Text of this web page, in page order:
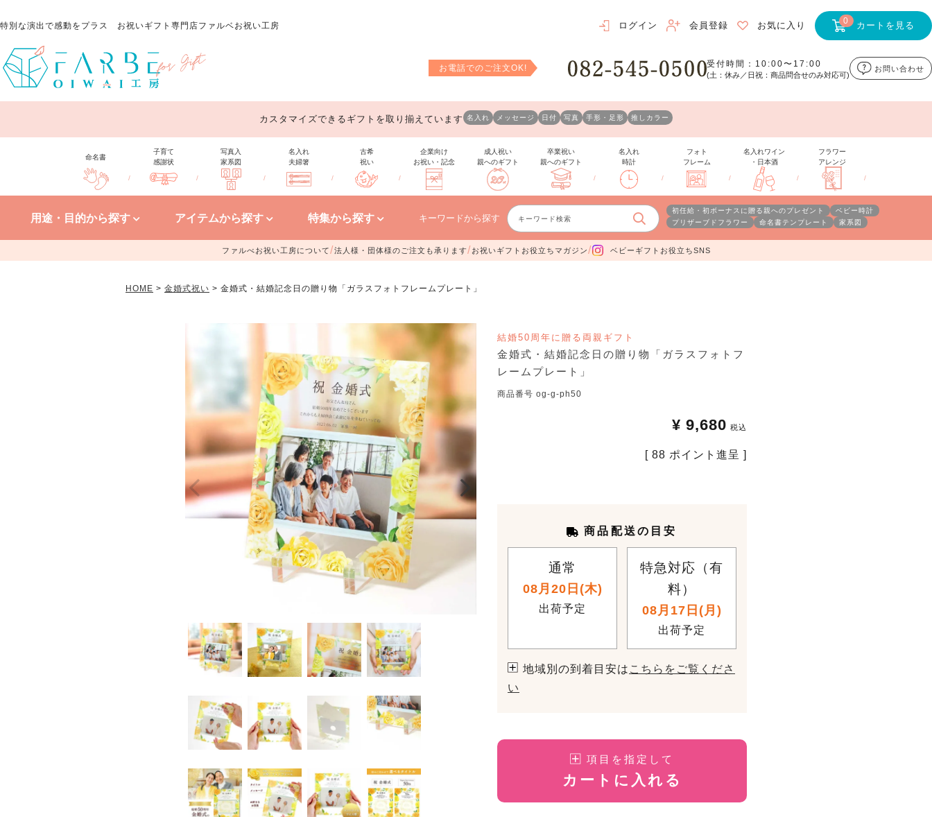
特別な演出で感動をプラス お祝いギフト専門店ファルベお祝い工房 ログイン 会員登録 お気に入り 0 カートを見る
お電話でのご注文OK! 受付時間：10:00〜17:00
(土：休み／日祝：商品問合せのみ対応可)
お問い合わせ
カスタマイズできるギフトを取り揃えています 名入れ メッセージ 日付 写真 手形・足形 推しカラー
命名書
/
子育て
感謝状
/
写真入
家系図
/
名入れ
夫婦箸
/
古希
祝い
/
企業向け
お祝い・記念
成人祝い
親へのギフト
卒業祝い
親へのギフト
/
名入れ
時計
/
フォト
フレーム
/
名入れワイン
・日本酒
/
フラワー
アレンジ
/
用途・目的から探す アイテムから探す 特集から探す キーワードから探す
初任給・初ボーナスに贈る親へのプレゼント
ベビー時計
プリザーブドフラワー
命名書テンプレート 家系図
ファルべお祝い工房について/法人様・団体様のご注文も承ります/ お祝いギフトお役立ちマガジン/ ベビーギフトお役立ちSNS
HOME 金婚式祝い 金婚式・結婚記念日の贈り物「ガラスフォトフレームプレート」
結婚50周年に贈る両親ギフト
金婚式・結婚記念日の贈り物「ガラスフォトフ
レームプレート」
商品番号 og-g-ph50
¥ 9,680 税込
[ 88 ポイント進呈 ]
商品配送の目安
通常
08月20日(木)
出荷予定
特急対応（有
料）
08月17日(月)
出荷予定
地域別の到着目安は こちらをご覧くださ
い
項目を指定して
カートに入れる